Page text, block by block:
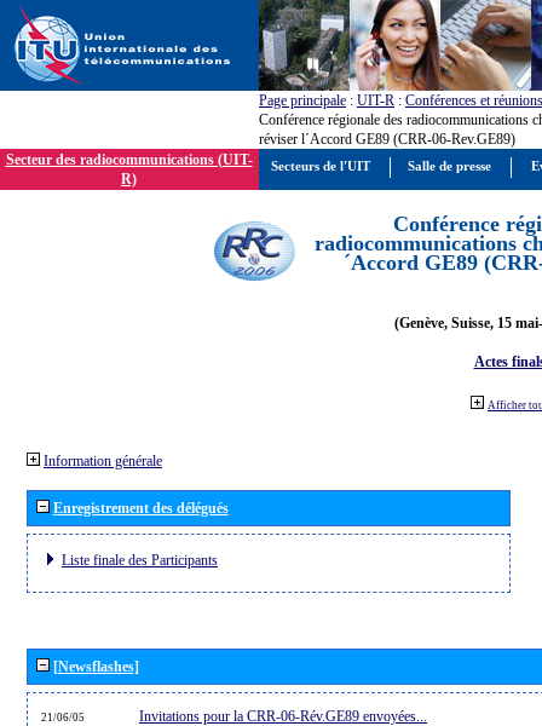
Page principale : UIT-R : Conférences et réunions
Conférence régionale des radiocommunications
réviser l´Accord GE89 (CRR-06-Rev.GE89)
Secteur des radiocommunications (UIT-
R)
Conférence
radiocommunications
´Accord GE89
(Genève, Suisse, 15
Actes
Afficher
Information générale
Enregistrement des délégués
Liste finale des Participants
[Newsflashes]
21/06/05 Invitations pour la CRR-06-Rév.GE89 envoyées...
Secteurs de l'UIT Salle de presse